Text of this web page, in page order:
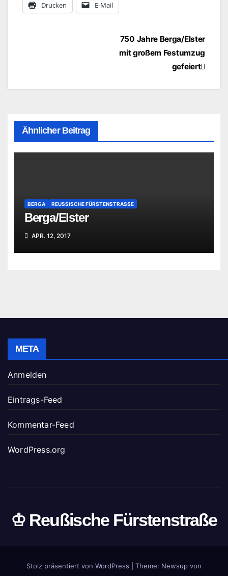
Drucken E-Mail
Beitragsnavigation750 Jahre Berga/Elster
mit großem Festumzug
gefeiert
Ähnlicher Beitrag
BERGA REUSSISCHE FÜRSTENSTRASSE
Berga/Elster
APR. 12, 2017
META
Anmelden
Eintrags-Feed
Kommentar-Feed
WordPress.org
♔ Reußische Fürstenstraße
Stolz präsentiert von WordPress
Theme: Newsup von